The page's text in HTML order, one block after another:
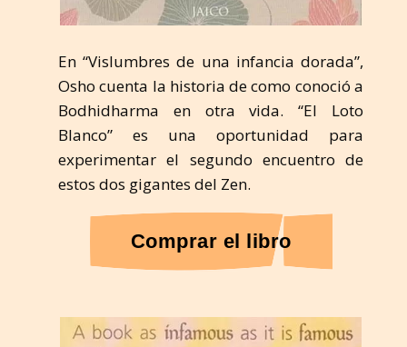
En “Vislumbres de una infancia dorada”,
Osho cuenta la historia de como conoció a
Bodhidharma en otra vida. “El Loto
Blanco” es una oportunidad para
experimentar el segundo encuentro de
estos dos gigantes del Zen.
Comprar el libro